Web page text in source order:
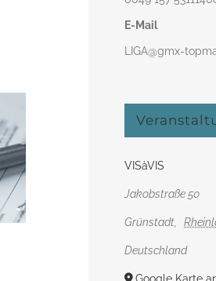
E-Mail
LIGA@gmx-
VISàVIS
Jakobstraße 50
Grünstadt
Deutschland
Google Karte